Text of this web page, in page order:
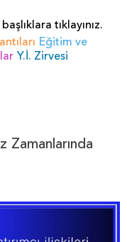
tıklayınız.
Eğitim ve
Y.İ. Zirvesi
Zamanlarında